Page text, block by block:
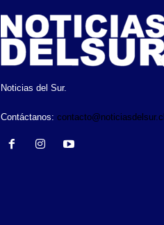
Noticias del Sur.
Contáctanos: contacto@noticiasdelsur.cl